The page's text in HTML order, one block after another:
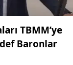
TBMM’ye
Baronlar